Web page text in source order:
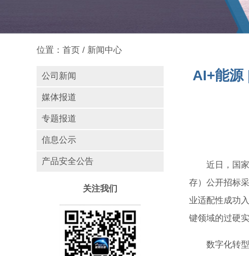
位置： 首页 / 新闻中心
公司新闻
媒体报道
专题报道
信息公示
产品安全公告
关注我们
AI+能源
近日，国家
存）公开招标
业适配性成功
键领域的过硬实
数字化转型